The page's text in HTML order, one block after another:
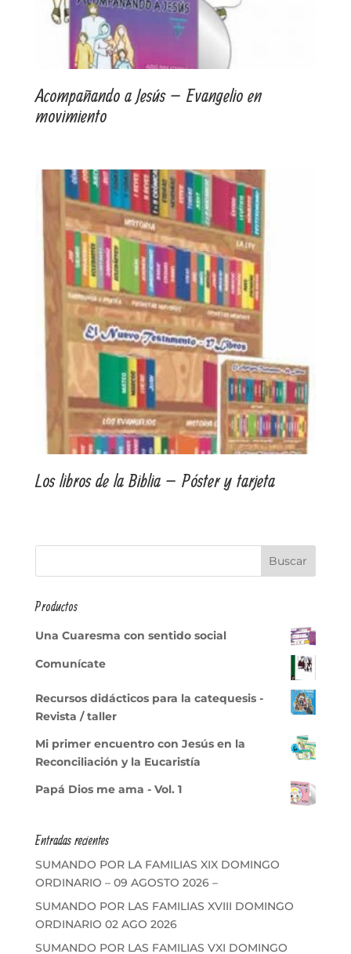
Acompañando a Jesús – Evangelio en
movimiento
Los libros de la Biblia – Póster y tarjeta
Productos
Una Cuaresma con sentido social
Comunícate
Recursos didácticos para la catequesis -
Revista / taller
Mi primer encuentro con Jesús en la
Reconciliación y la Eucaristía
Papá Dios me ama - Vol. 1
Entradas recientes
SUMANDO POR LA FAMILIAS XIX DOMINGO
ORDINARIO – 09 AGOSTO 2026 –
SUMANDO POR LAS FAMILIAS XVIII DOMINGO
ORDINARIO 02 AGO 2026
SUMANDO POR LAS FAMILIAS VXI DOMINGO